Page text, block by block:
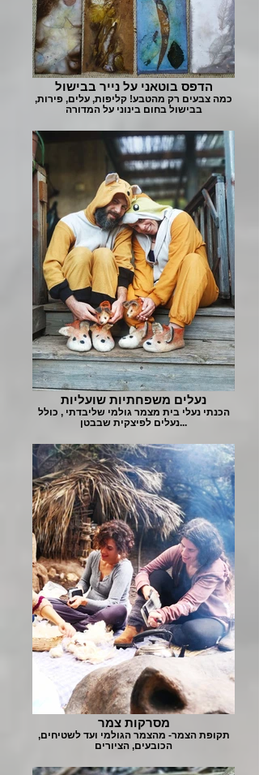
הדפס בוטאני על נייר בבישול
כמה צבעים רק מהטבע! קליפות, עלים, פירות,
בבישול בחום בינוני על המדורה
נעלים משפחתיות שועליות
הכנתי נעלי בית מצמר גולמי שליבדתי , כולל
נעלים לפיצקית שבבטן...
מסרקות צמר
תקופת הצמר- מהצמר הגולמי ועד לשטיחים,
הכובעים, הציורים